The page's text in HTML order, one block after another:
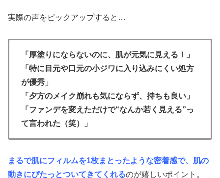
実際の声をピックアップすると…
「厚塗りにならないのに、肌が元気に見える！」
「特に目元や口元の小ジワに入り込みにくい処方
が優秀」
「夕方のメイク崩れも気にならず、持ちも良い」
「ファンデを変えただけで“なんか若く見える”っ
て言われた（笑）」
まるで肌にフィルムを1枚まとったような密着感で、肌の
動きにぴたっとついてきてくれるのが嬉しいポイント。